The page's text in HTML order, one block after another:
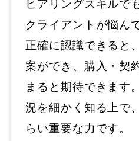
ヒアリングスキルで
クライアントが悩ん
正確に認識できると
案ができ、購入・契
まると期待できます
況を細かく知る上で
らい重要な力です。